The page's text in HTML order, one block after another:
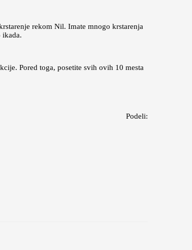
rekom Nil. Imate mnogo krstarenja
ikada.
Pored toga, posetite svih ovih 10 mesta
Podeli: